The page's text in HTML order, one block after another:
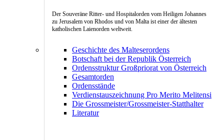
Der Souveräne Ritter- und Hospitalorden vom Heiligen Johannes
zu Jerusalem von Rhodos und von Malta ist einer der ältesten
katholischen Laienorden weltweit.
Geschichte des Malteserordens
Botschaft bei der Republik Österreich
Ordensstruktur Großpriorat von Österreich
Gesamtorden
Ordensstände
Verdienstauszeichnung Pro Merito Melitensi
Die Grossmeister/Grossmeister-Statthalter
Literatur